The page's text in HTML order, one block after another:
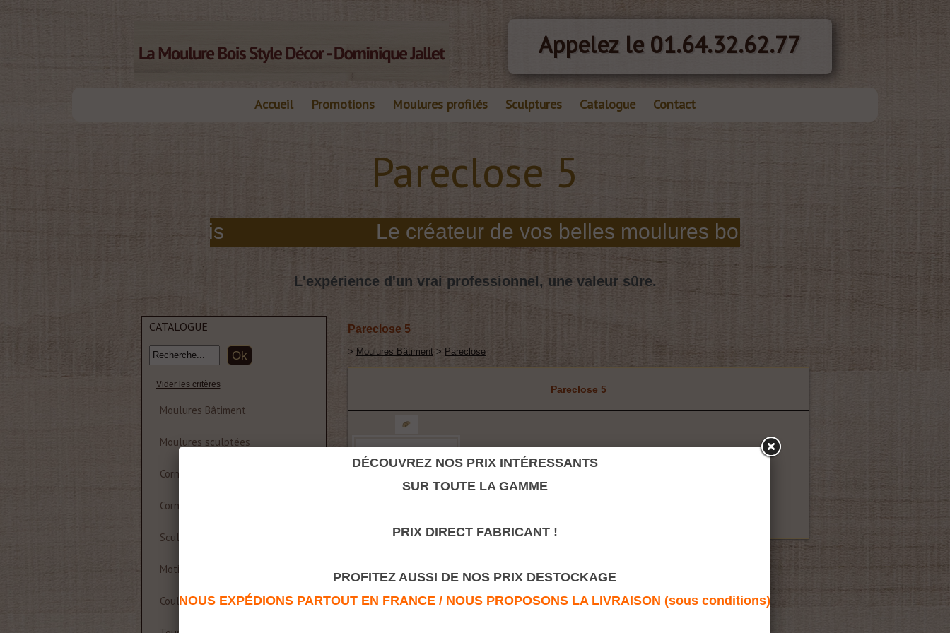
Appelez le 01.64.32.62.77
Accueil Promotions Moulures profilés Sculptures Catalogue Contact
Pareclose 5
moulures bois
L'expérience d'un vrai professionnel, une valeur sûre.
Pareclose 5
> Moulures Bâtiment > Pareclose
Pareclose 5
Retour à la rubrique
CATALOGUE
Vider les critères
Moulures Bâtiment
Moulures sculptées
Corniche et rosace polyuréthane
Corniches Bois
Sculptures
Motifs décoratifs Bois & Résine
Coulisses de table
DÉCOUVREZ NOS PRIX INTÉRESSANTS
SUR TOUTE LA GAMME
PRIX DIRECT FABRICANT !
PROFITEZ AUSSI DE NOS PRIX DESTOCKAGE
NOUS EXPÉDIONS PARTOUT EN FRANCE / NOUS PROPOSONS LA LIVRAISON (sous conditions)